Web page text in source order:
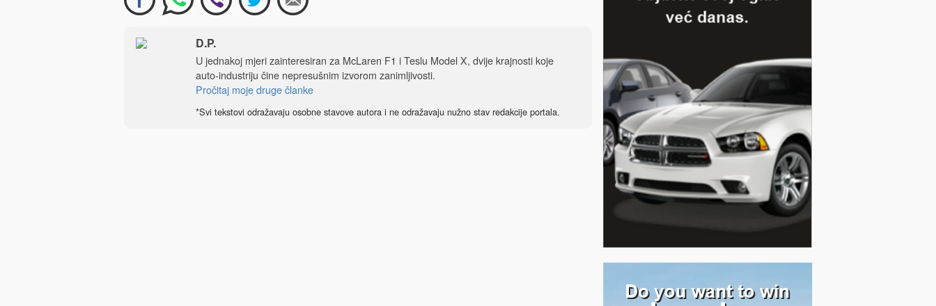
D.P.
U jednakoj mjeri zainteresiran za McLaren F1 i Teslu Model X, dvije krajnosti koje
auto-industriju čine nepresušnim izvorom zanimljivosti.
Pročitaj moje druge članke
*Svi tekstovi odražavaju osobne stavove autora i ne odražavaju nužno stav redakcije portala.